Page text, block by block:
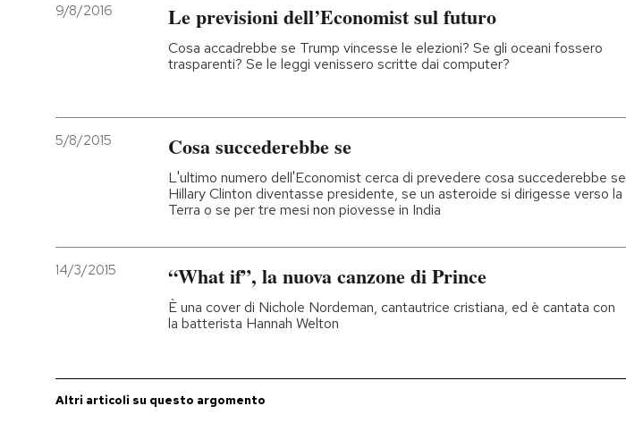
Economia
Altrecose
Mondiali calcio 2026
PODCAST
AREA PERSONALE
9/8/2016 Le previsioni dell’Economist sul futuro
Cosa accadrebbe se Trump vincesse le elezioni? Se gli oceani fossero
trasparenti? Se le leggi venissero scritte dai computer?
5/8/2015 Cosa succederebbe se
L'ultimo numero dell'Economist cerca di prevedere cosa succederebbe se
Hillary Clinton diventasse presidente, se un asteroide si dirigesse verso la
Terra o se per tre mesi non piovesse in India
14/3/2015 “What if”, la nuova canzone di Prince
È una cover di Nichole Nordeman, cantautrice cristiana, ed è cantata con
la batterista Hannah Welton
Altri articoli su questo argomento